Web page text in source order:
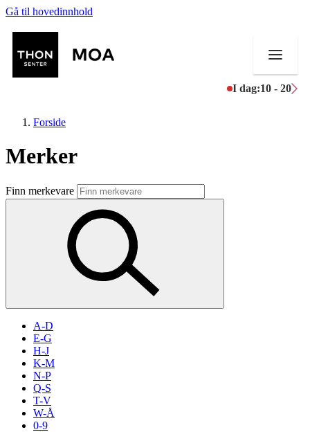
Gå til hovedinnhold
I dag:10 - 20
Butikker
Mat og drikke
Aktiviteter
Inspirasjon
Søk
Forside
Merker
Finn merkevare
A-D
E-G
H-J
K-M
N-P
Q-S
T-V
W-Å
0-9